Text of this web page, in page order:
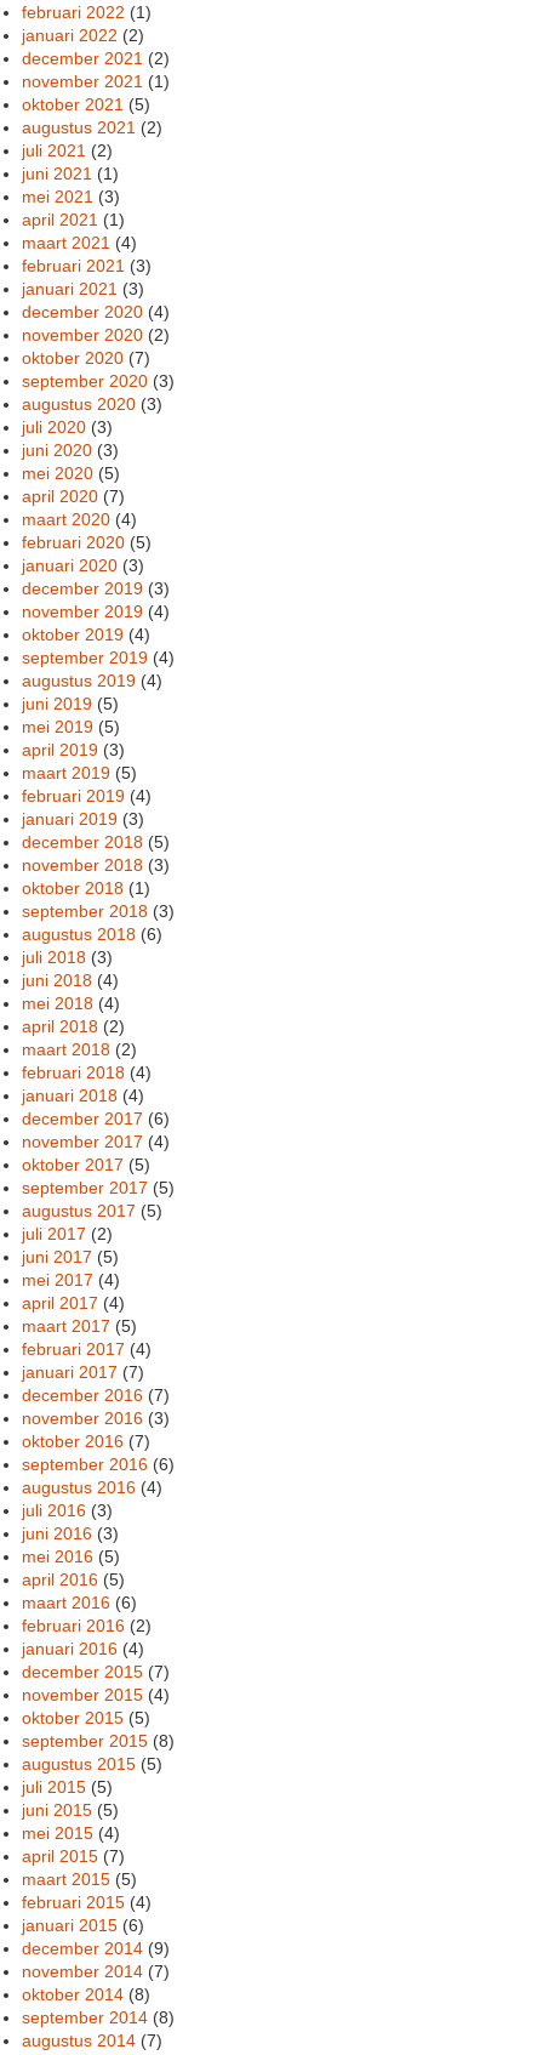
februari 2022 (1)
januari 2022 (2)
december 2021 (2)
november 2021 (1)
oktober 2021 (5)
augustus 2021 (2)
juli 2021 (2)
juni 2021 (1)
mei 2021 (3)
april 2021 (1)
maart 2021 (4)
februari 2021 (3)
januari 2021 (3)
december 2020 (4)
november 2020 (2)
oktober 2020 (7)
september 2020 (3)
augustus 2020 (3)
juli 2020 (3)
juni 2020 (3)
mei 2020 (5)
april 2020 (7)
maart 2020 (4)
februari 2020 (5)
januari 2020 (3)
december 2019 (3)
november 2019 (4)
oktober 2019 (4)
september 2019 (4)
augustus 2019 (4)
juni 2019 (5)
mei 2019 (5)
april 2019 (3)
maart 2019 (5)
februari 2019 (4)
januari 2019 (3)
december 2018 (5)
november 2018 (3)
oktober 2018 (1)
september 2018 (3)
augustus 2018 (6)
juli 2018 (3)
juni 2018 (4)
mei 2018 (4)
april 2018 (2)
maart 2018 (2)
februari 2018 (4)
januari 2018 (4)
december 2017 (6)
november 2017 (4)
oktober 2017 (5)
september 2017 (5)
augustus 2017 (5)
juli 2017 (2)
juni 2017 (5)
mei 2017 (4)
april 2017 (4)
maart 2017 (5)
februari 2017 (4)
januari 2017 (7)
december 2016 (7)
november 2016 (3)
oktober 2016 (7)
september 2016 (6)
augustus 2016 (4)
juli 2016 (3)
juni 2016 (3)
mei 2016 (5)
april 2016 (5)
maart 2016 (6)
februari 2016 (2)
januari 2016 (4)
december 2015 (7)
november 2015 (4)
oktober 2015 (5)
september 2015 (8)
augustus 2015 (5)
juli 2015 (5)
juni 2015 (5)
mei 2015 (4)
april 2015 (7)
maart 2015 (5)
februari 2015 (4)
januari 2015 (6)
december 2014 (9)
november 2014 (7)
oktober 2014 (8)
september 2014 (8)
augustus 2014 (7)